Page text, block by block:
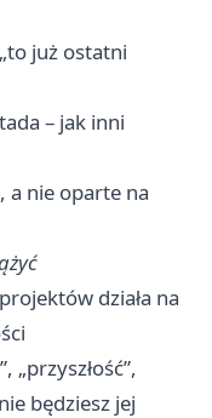
już ostatni
– jak inni
a nie oparte na
działa na
„przyszłość”,
będziesz jej